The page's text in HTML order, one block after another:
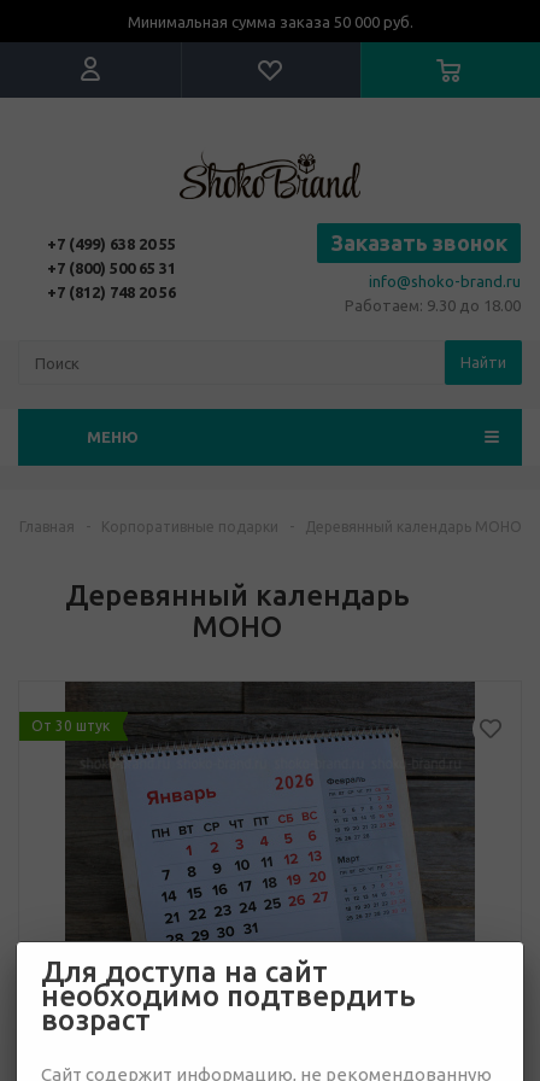
Минимальная сумма заказа 50 000 руб.
+7 (499) 638 20 55
+7 (800) 500 65 31
+7 (812) 748 20 56
Заказать звонок
info@shoko-brand.ru
Работаем: 9.30 до 18.00
Найти
МЕНЮ
Главная - Корпоративные подарки - Деревянный календарь МОНО
Деревянный календарь
МОНО
От 30 штук
Для доступа на сайт
необходимо подтвердить
возраст
Сайт содержит информацию, не рекомендованную